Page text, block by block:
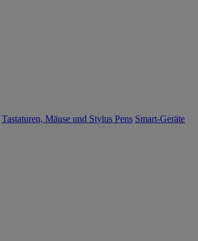
Tastaturen, Mäuse und Stylus Pens Smart-Geräte